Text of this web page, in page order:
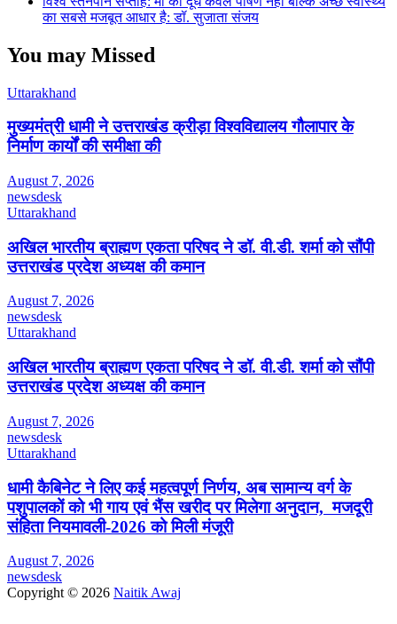
का सबसे मजबूत आधार है: डॉ. सुजाता संजय
You may Missed
Uttarakhand
मुख्यमंत्री धामी ने उत्तराखंड क्रीड़ा विश्वविद्यालय गौलापार के
निर्माण कार्यों की समीक्षा की
August 7, 2026
newsdesk
Uttarakhand
अखिल भारतीय ब्राह्मण एकता परिषद ने डॉ. वी.डी. शर्मा को सौंपी
उत्तराखंड प्रदेश अध्यक्ष की कमान
August 7, 2026
newsdesk
Uttarakhand
अखिल भारतीय ब्राह्मण एकता परिषद ने डॉ. वी.डी. शर्मा को सौंपी
उत्तराखंड प्रदेश अध्यक्ष की कमान
August 7, 2026
newsdesk
Uttarakhand
धामी कैबिनेट ने लिए कई महत्वपूर्ण निर्णय, अब सामान्य वर्ग के
पशुपालकों को भी गाय एवं भैंस खरीद पर मिलेगा अनुदान, मजदूरी
संहिता नियमावली-2026 को मिली मंजूरी
August 7, 2026
newsdesk
Copyright © 2026 Naitik Awaj